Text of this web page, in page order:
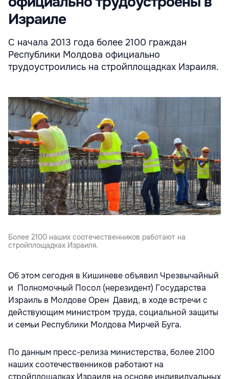
Израиле
С начала 2013 года более 2100 граждан
Республики Молдова официально
трудоустроились на стройплощадках Израиля.
Более 2100 наших соотечественников работают на
стройплощадках Израиля.
Об этом сегодня в Кишиневе объявил Чрезвычайный
и Полномочный Посол (нерезидент) Государства
Израиль в Молдове Орен Давид, в ходе встречи с
действующим министром труда, социальной защиты
и семьи Республики Молдова Мирчей Буга.
По данным пресс-релиза министерства, более 2100
наших соотечественников работают на
стройплощадках Израиля на основе индивидуальных